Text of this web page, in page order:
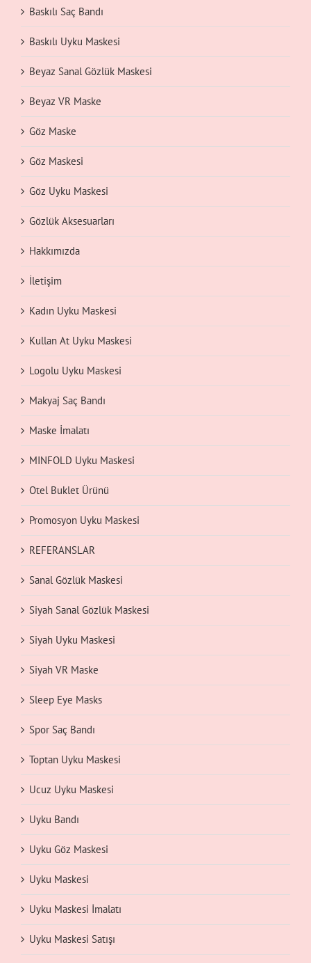
Baskılı Saç Bandı
Baskılı Uyku Maskesi
Beyaz Sanal Gözlük Maskesi
Beyaz VR Maske
Göz Maske
Göz Maskesi
Göz Uyku Maskesi
Gözlük Aksesuarları
Hakkımızda
İletişim
Kadın Uyku Maskesi
Kullan At Uyku Maskesi
Logolu Uyku Maskesi
Makyaj Saç Bandı
Maske İmalatı
MINFOLD Uyku Maskesi
Otel Buklet Ürünü
Promosyon Uyku Maskesi
REFERANSLAR
Sanal Gözlük Maskesi
Siyah Sanal Gözlük Maskesi
Siyah Uyku Maskesi
Siyah VR Maske
Sleep Eye Masks
Spor Saç Bandı
Toptan Uyku Maskesi
Ucuz Uyku Maskesi
Uyku Bandı
Uyku Göz Maskesi
Uyku Maskesi
Uyku Maskesi İmalatı
Uyku Maskesi Satışı